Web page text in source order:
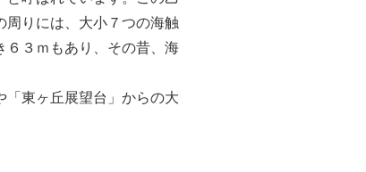
周りには、大小７つの海触
６３ｍもあり、その昔、海
東ヶ丘展望台」からの大